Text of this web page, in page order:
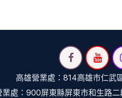
高雄營業處：814高雄市仁武
業處：900屏東縣屏東市和生路